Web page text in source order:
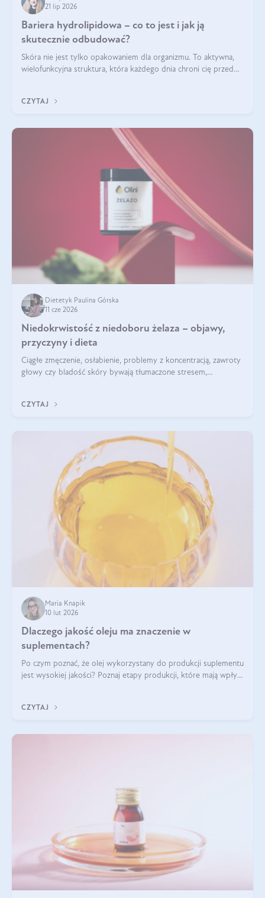
21 lip 2026
Bariera hydrolipidowa – co to jest i jak ją
skutecznie odbudować?
Skóra nie jest tylko opakowaniem dla organizmu. To aktywna,
wielofunkcyjna struktura, która każdego dnia chroni cię przed
bariera hydrolipidowa.
CZYTAJ
Dietetyk Paulina Górska
11 cze 2026
Niedokrwistość z niedoboru żelaza – objawy,
przyczyny i dieta
Ciągłe zmęczenie, osłabienie, problemy z koncentracją, zawroty
głowy czy bladość skóry bywają tłumaczone stresem,
CZYTAJ
Maria Knapik
10 lut 2026
Dlaczego jakość oleju ma znaczenie w
suplementach?
Po czym poznać, że olej wykorzystany do produkcji suplementu
jest wysokiej jakości? Poznaj etapy produkcji, które mają wpływ
CZYTAJ